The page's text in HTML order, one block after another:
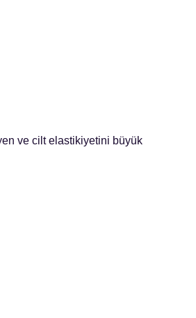
ve cilt elastikiyetini büyük